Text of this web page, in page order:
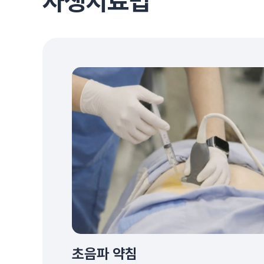
초음파 약침